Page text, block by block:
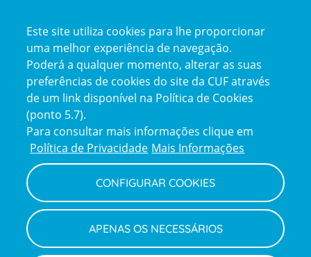
certification2certification3
Reclamações
e
elogios
Policy
Política de Privacidade e Cookies
Termos e Condições
Declaração de Acessibilidade
Canal de Denúncias
Informações legais
Este site utiliza cookies para lhe proporcionar
uma melhor experiência de navegação.
Poderá a qualquer momento, alterar as suas
preferências de cookies do site da CUF através
de um link disponível na Política de Cookies
(ponto 5.7).
Para consultar mais informações clique em
Política de Privacidade Mais Informações
CONFIGURAR COOKIES
APENAS OS NECESSÁRIOS